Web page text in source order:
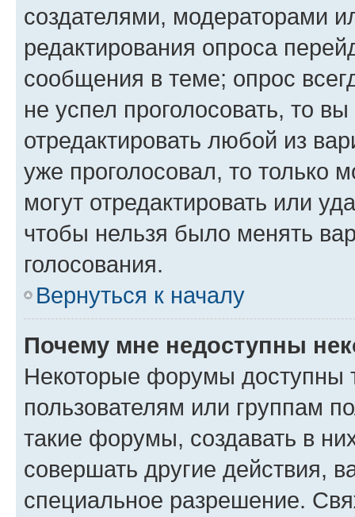
создателями, модераторами
редактирования опроса
сообщения в теме; опрос
не успел проголосовать, то
отредактировать любой из
уже проголосовал, то только
могут отредактировать или
чтобы нельзя было менять
голосования.
Вернуться к началу
Почему мне недоступны
Некоторые форумы доступны
пользователям или группам
такие форумы, создавать в
совершать другие действия,
специальное разрешение.